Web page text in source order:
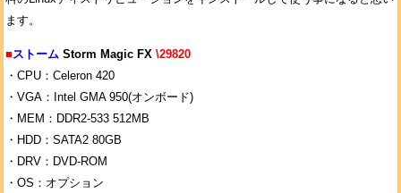
ます。
■ストーム Storm Magic FX \29820
・CPU：Celeron 420
・VGA：Intel GMA 950(オンボード)
・MEM：DDR2-533 512MB
・HDD：SATA2 80GB
・DRV：DVD-ROM
・OS：オプション